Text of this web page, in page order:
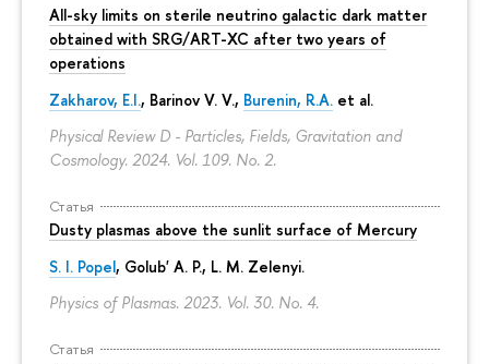
All-sky limits on sterile neutrino galactic dark matter
obtained with SRG/ART-XC after two years of
operations
Zakharov, E.I., Barinov V. V., Burenin, R.A. et al.
Physical Review D - Particles, Fields, Gravitation and
Cosmology. 2024. Vol. 109. No. 2.
Статья
Dusty plasmas above the sunlit surface of Mercury
S. I. Popel, Golub' A. P., L. M. Zelenyi.
Physics of Plasmas. 2023. Vol. 30. No. 4.
Статья